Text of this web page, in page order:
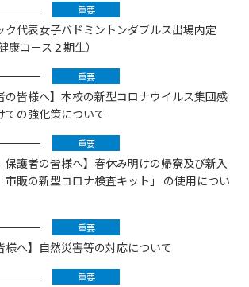
重要
ク代表女子バドミントンダブルス出場内定
コース２期生）
重要
の皆様へ】本校の新型コロナウイルス集団感
の強化策について
重要
保護者の皆様へ】春休み明けの帰寮及び新入
市販の新型コロナ検査キット」 の使用につい
重要
様へ】自然災害等の対応について
重要